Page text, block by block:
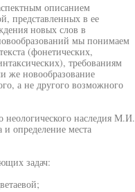
описанием
представленных в ее
новых слов в
мы понимаем
(фонетических,
требованиям
же новообразование
а не другого возможного
неологического наследия М.И.
определение места
задач: